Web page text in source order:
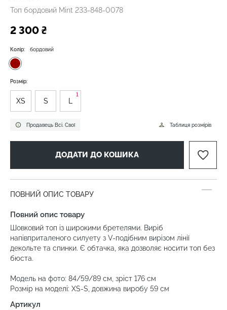
Топ бордовий Mint 233-848-0078
2 300 ₴
Продавець Всі. Свої
Колір: бордовий
Таблиця розмірів
Розмір:
XS S L
1
ДОДАТИ ДО КОШИКА
ПОВНИЙ ОПИС ТОВАРУ
Повний опис товару
Шовковий топ із широкими бретелями. Виріб
напівприталеного силуету з V-подібним вирізом лінії
декольте та спинки. Є обтачка, яка дозволяє носити топ без
бюста.
Модель на фото: 84/59/89 см, зріст 176 см
Розмір на моделі: XS-S, довжина виробу 59 см
Артикул